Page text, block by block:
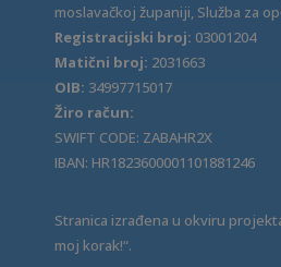
moslavačkoj županiji, Služba za
Registracijski broj: 03001204
Matični broj: 2031663
OIB: 34997715017
Žiro račun:
SWIFT CODE: ZABAHR2X
IBAN: HR1823600001101881246
Stranica izrađena u okviru
moj korak!“.